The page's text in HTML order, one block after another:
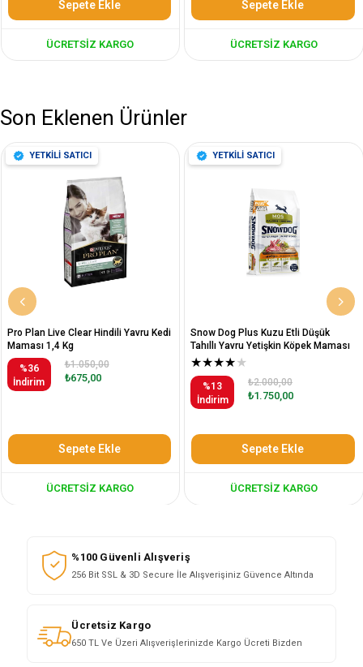
Sepete Ekle
ÜCRETSIZ KARGO
Sepete Ekle
ÜCRETSIZ KARGO
Son Eklenen Ürünler
Pro Plan Live Clear Hindili Yavru Kedi
Maması 1,4 Kg
%36
İndirim
₺675,00
₺1.050,00
Sepete Ekle
ÜCRETSIZ KARGO
YETKİLİ SATICI
Snow Dog Plus Kuzu Etli Düşük
Tahıllı Yavru Yetişkin Köpek Maması
12 Kg
★★★★★
%13
İndirim
₺1.750,00
₺2.000,00
Sepete Ekle
ÜCRETSIZ KARGO
YETKİLİ SATICI
%100 Güvenli Alışveriş
256 Bit SSL & 3D Secure İle Alışverişiniz Güvence Altında
Ücretsiz Kargo
650 TL Ve Üzeri Alışverişlerinizde Kargo Ücreti Bizden